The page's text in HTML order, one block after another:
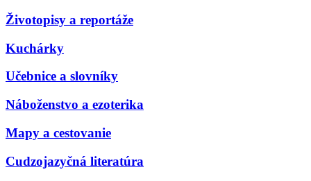
Životopisy a reportáže
Kuchárky
Učebnice a slovníky
Náboženstvo a ezoterika
Mapy a cestovanie
Cudzojazyčná literatúra